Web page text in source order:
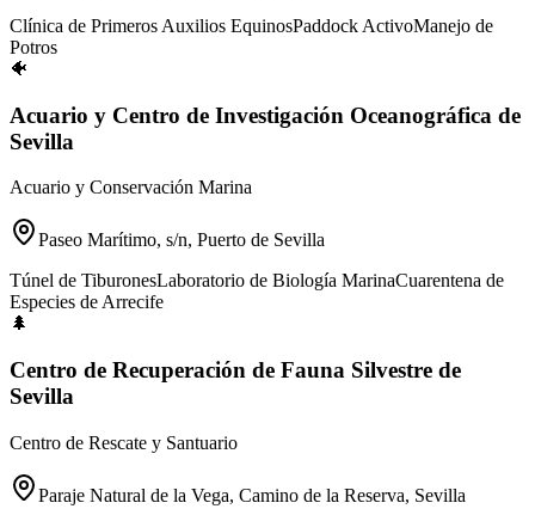
Clínica de Primeros Auxilios EquinosPaddock ActivoManejo de
Potros
🐠
Acuario y Centro de Investigación Oceanográfica de
Sevilla
Acuario y Conservación Marina
Paseo Marítimo, s/n, Puerto de Sevilla
Túnel de TiburonesLaboratorio de Biología MarinaCuarentena de
Especies de Arrecife
🌲
Centro de Recuperación de Fauna Silvestre de
Sevilla
Centro de Rescate y Santuario
Paraje Natural de la Vega, Camino de la Reserva, Sevilla